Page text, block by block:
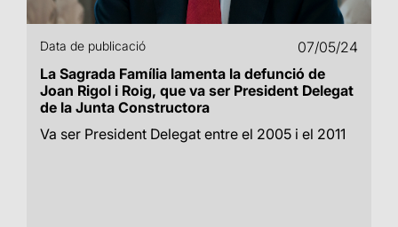
Data de publicació
07/05/24
La Sagrada Família lamenta la defunció de
Joan Rigol i Roig, que va ser President Delegat
de la Junta Constructora
Va ser President Delegat entre el 2005 i el 2011